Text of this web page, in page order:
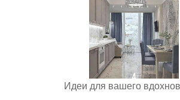
Идеи для вашего